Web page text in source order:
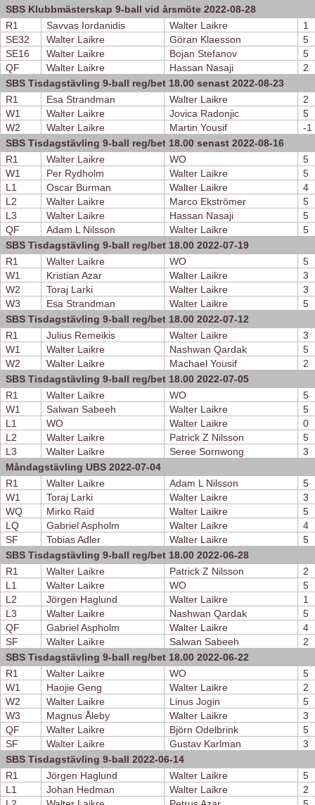
SBS Klubbmästerskap 9-ball vid årsmöte 2022-08-28
R1
Savvas Iordanidis Walter Laikre
1
SE32
Walter Laikre Göran Klaesson
5
SE16
Walter Laikre Bojan Stefanov
5
QF
Walter Laikre Hassan Nasaji
2
SBS Tisdagstävling 9-ball reg/bet 18.00 senast 2022-08-23
R1
Esa Strandman Walter Laikre
2
W1
Walter Laikre Jovica Radonjic
5
W2
Walter Laikre Martin Yousif
-1
SBS Tisdagstävling 9-ball reg/bet 18.00 senast 2022-08-16
R1
Walter Laikre WO
5
W1
Per Rydholm Walter Laikre
5
L1
Oscar Burman Walter Laikre
4
L2
Walter Laikre Marco Ekströmer
5
L3
Walter Laikre Hassan Nasaji
5
QF
Adam L Nilsson Walter Laikre
5
SBS Tisdagstävling 9-ball reg/bet 18.00 2022-07-19
R1
Walter Laikre WO
5
W1
Kristian Azar Walter Laikre
3
W2
Toraj Larki Walter Laikre
3
W3
Esa Strandman Walter Laikre
5
SBS Tisdagstävling 9-ball reg/bet 18.00 2022-07-12
R1
Julius Remeikis Walter Laikre
3
W1
Walter Laikre Nashwan Qardak
5
W2
Walter Laikre Machael Yousif
2
SBS Tisdagstävling 9-ball reg/bet 18.00 2022-07-05
R1
Walter Laikre WO
5
W1
Salwan Sabeeh Walter Laikre
5
L1
WO Walter Laikre
0
L2
Walter Laikre Patrick Z Nilsson
5
L3
Walter Laikre Seree Sornwong
3
Måndagstävling UBS 2022-07-04
R1
Walter Laikre Adam L Nilsson
5
W1
Toraj Larki Walter Laikre
3
WQ
Mirko Raid Walter Laikre
5
LQ
Gabriel Aspholm Walter Laikre
4
SF
Tobias Adler Walter Laikre
5
SBS Tisdagstävling 9-ball reg/bet 18.00 2022-06-28
R1
Walter Laikre Patrick Z Nilsson
2
L1
Walter Laikre WO
5
L2
Jörgen Haglund Walter Laikre
1
L3
Walter Laikre Nashwan Qardak
5
QF
Gabriel Aspholm Walter Laikre
4
SF
Walter Laikre Salwan Sabeeh
2
SBS Tisdagstävling 9-ball reg/bet 18.00 2022-06-22
R1
Walter Laikre WO
5
W1
Haojie Geng Walter Laikre
2
W2
Walter Laikre Linus Jogin
5
W3
Magnus Åleby Walter Laikre
3
QF
Walter Laikre Björn Odelbrink
5
SF
Walter Laikre Gustav Karlman
3
SBS Tisdagstävling 9-ball 2022-06-14
R1
Jörgen Haglund Walter Laikre
5
L1
Johan Hedman Walter Laikre
2